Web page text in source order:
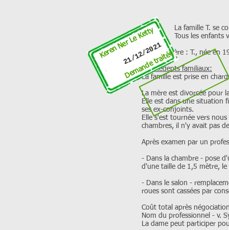
La famille T. se
Tous les enfants
Mère : T., née en 1985,
Antécédents familiaux:
La famille est prise en
La mère est divorcée pour
Elle est dans une situation
ses ex-conjoints.
Elle s'est tournée vers
chambres, il n'y avait pas
Après examen par un
- Dans la chambre - pose
d'une taille de 1,5 mètre,
- Dans le salon -
roues sont cassées par
Coût total après
Nom du professionnel - v.
La dame peut participer
Keren Ner Le Ketty
Demande traitée
21/12/2021